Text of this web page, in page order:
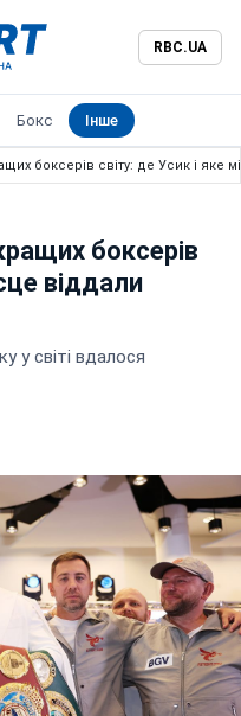
RBC.UA
Бокс Інше
боксерів світу: де Усик і яке
боксерів
віддали
у світі вдалося